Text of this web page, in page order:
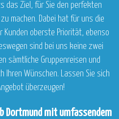
das Ziel, für Sie den perfekten
machen. Dabei hat für uns die
Kunden oberste Priorität, ebenso
sind bei uns keine zwei
sämtliche Gruppenreisen und
Ihren Wünschen. Lassen Sie sich
überzeugen!
Dortmund mit umfassendem